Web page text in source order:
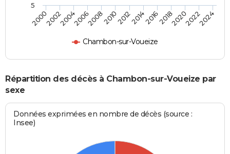
Chambon-sur-Voueize
2000200220042006200820102012201420162018202020222024
5
Répartition des décès à Chambon-sur-Voueize par
sexe
Données exprimées en nombre de décès (source :
Insee)